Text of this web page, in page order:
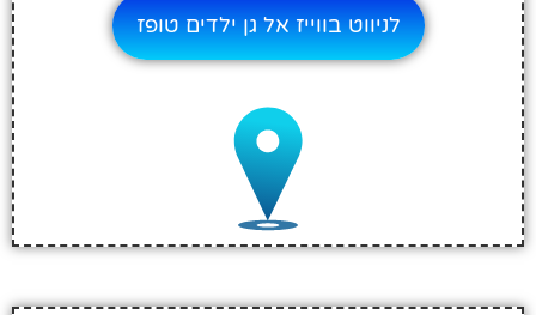
לניווט בווייז אל גן ילדים טופז